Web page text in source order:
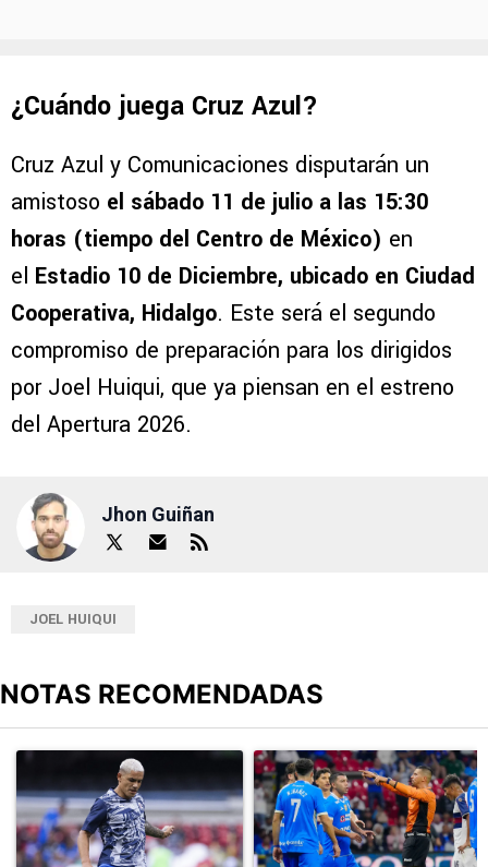
¿Cuándo juega Cruz Azul?
Cruz Azul y Comunicaciones disputarán un
amistoso el sábado 11 de julio a las 15:30
horas (tiempo del Centro de México) en
el Estadio 10 de Diciembre, ubicado en Ciudad
Cooperativa, Hidalgo. Este será el segundo
compromiso de preparación para los dirigidos
por Joel Huiqui, que ya piensan en el estreno
del Apertura 2026.
Jhon Guiñan
JOEL HUIQUI
NOTAS RECOMENDADAS
Un artículo de tendencia con el título "Revelan un detalle clave
Un artículo de tendencia con el